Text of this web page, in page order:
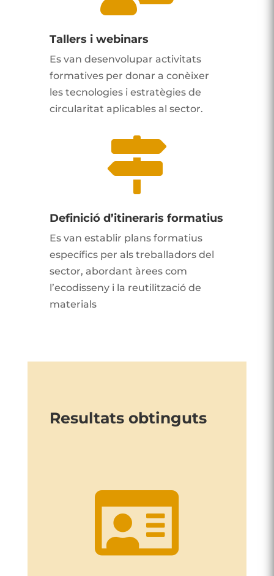
Tallers i webinars
Es van desenvolupar activitats
formatives per donar a conèixer
les tecnologies i estratègies de
circularitat aplicables al sector.

Definició d’itineraris formatius
Es van establir plans formatius
específics per als treballadors del
sector, abordant àrees com
l’ecodisseny i la reutilització de
materials​
Resultats obtinguts
